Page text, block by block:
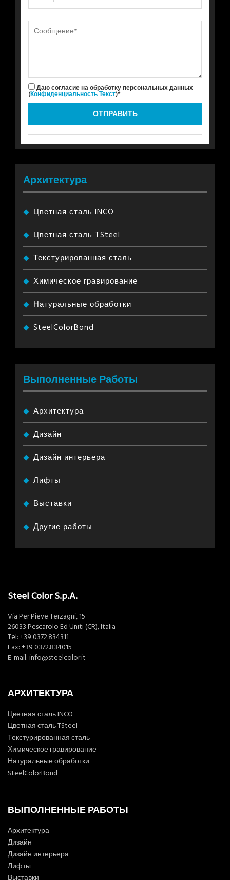
Даю согласие на обработку персональных данных
(Конфиденциальность Текст)*
Архитектура
Цветная сталь INCO
Цветная сталь TSteel
Текстурированная сталь
Химическое гравирование
Натуральные обработки
SteelColorBond
Выполненные Работы
Архитектура
Дизайн
Дизайн интерьера
Лифты
Выставки
Другие работы
Steel Color S.p.A.
Via Per Pieve Terzagni, 15
26033 Pescarolo Ed Uniti (CR), Italia
Tel: +39 0372.834311
Fax: +39 0372.834015
E-mail: info@steelcolor.it
АРХИТЕКТУРА
Цветная сталь INCO
Цветная сталь TSteel
Текстурированная сталь
Химическое гравирование
Натуральные обработки
SteelColorBond
ВЫПОЛНЕННЫЕ РАБОТЫ
Архитектура
Дизайн
Дизайн интерьера
Лифты
Выставки